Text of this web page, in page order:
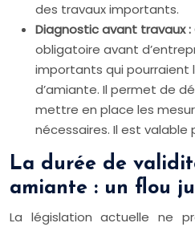
des travaux importants.
Diagnostic avant travaux :
obligatoire avant
importants qui pourraient
d’amiante. Il permet de
mettre en place les
nécessaires. Il est valable
La durée de
amiante : un flou
La législation actuelle ne